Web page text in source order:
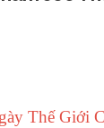
Thế Giới